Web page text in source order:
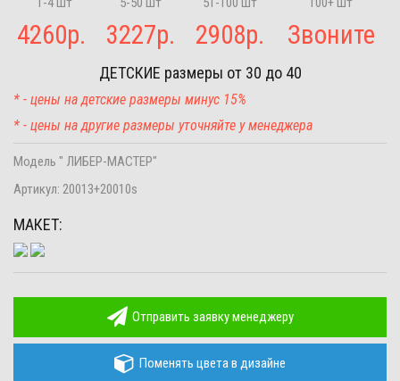
4260р. 3227р. 2908р. Звоните
ДЕТСКИЕ размеры от 30 до 40
* - цены на детские размеры минус 15%
* - цены на другие размеры уточняйте у менеджера
Модель " ЛИБЕР-МАСТЕР"
Артикул: 20013+20010s
МАКЕТ:
Отправить заявку менеджеру
Поменять цвета в дизайне